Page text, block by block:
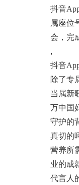
抖音
属座位
会，完
,
抖音
除了专
当属新
万中国
守护的
真切的
营养所
业的成
代言人